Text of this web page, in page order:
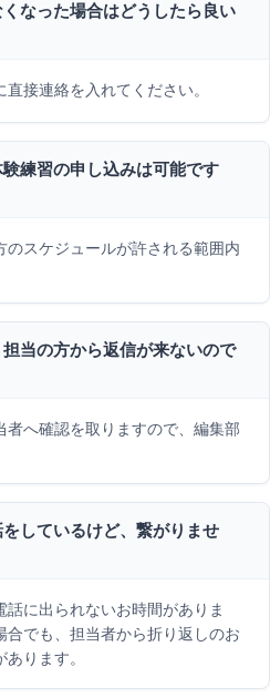
なった場合はどうしたら良い
接連絡を入れてください。
練習の申し込みは可能です
のスケジュールが許される範囲内
当の方から返信が来ないので
者へ確認を取りますので、編集部
しているけど、繋がりませ
に出られないお時間がありま
合でも、担当者から折り返しのお
ります。